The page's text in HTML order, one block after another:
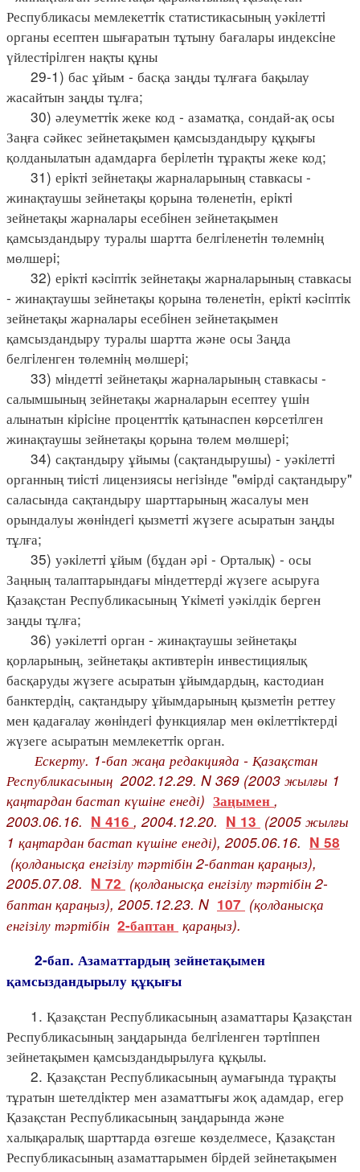
Республикасы мемлекеттiк статистикасының уәкiлеттi
органы есептен шығаратын тұтыну бағалары индексiне
үйлестiрiлген нақты құны
29-1) бас ұйым - басқа заңды тұлғаға бақылау
жасайтын заңды тұлға;
30) әлеуметтiк жеке код - азаматқа, сондай-ақ осы
Заңға сәйкес зейнетақымен қамсыздандыру құқығы
қолданылатын адамдарға берiлетiн тұрақты жеке код;
31) ерiктi зейнетақы жарналарының ставкасы -
жинақтаушы зейнетақы қорына төленетiн, ерiктi
зейнетақы жарналары есебiнен зейнетақымен
қамсыздандыру туралы шартта белгiленетiн төлемнiң
мөлшерi;
32) ерiктi кәсiптiк зейнетақы жарналарының ставкасы
- жинақтаушы зейнетақы қорына төленетiн, ерiктi кәсiптiк
зейнетақы жарналары есебiнен зейнетақымен
қамсыздандыру туралы шартта және осы Заңда
белгiленген төлемнiң мөлшерi;
33) мiндеттi зейнетақы жарналарының ставкасы -
салымшының зейнетақы жарналарын есептеу үшiн
алынатын кiрiсiне проценттiк қатынаспен көрсетiлген
жинақтаушы зейнетақы қорына төлем мөлшерi;
34) сақтандыру ұйымы (сақтандырушы) - уәкiлеттi
органның тиiстi лицензиясы негiзiнде "өмiрдi сақтандыру"
саласында сақтандыру шарттарының жасалуы мен
орындалуы жөнiндегi қызметтi жүзеге асыратын заңды
тұлға;
35) уәкiлеттi ұйым (бұдан әрi - Орталық) - осы
Заңның талаптарындағы мiндеттердi жүзеге асыруға
Қазақстан Республикасының Үкiметi уәкілдік берген
заңды тұлға;
36) уәкілеттi орган - жинақтаушы зейнетақы
қорларының, зейнетақы активтерiн инвестициялық
басқаруды жүзеге асыратын ұйымдардың, кастодиан
банктердiң, сақтандыру ұйымдарының қызметiн реттеу
мен қадағалау жөнiндегi функциялар мен өкiлеттiктердi
жүзеге асыратын мемлекеттiк орган.
Ескерту. 1-бап жаңа редакцияда - Қазақстан
Республикасының 2002.12.29. N 369 (2003 жылғы 1
қаңтардан бастап күшіне енеді) Заңымен ,
2003.06.16. N 416 , 2004.12.20. N 13 (2005 жылғы
1 қаңтардан бастап күшіне енеді), 2005.06.16. N 58
(қолданысқа енгізілу тәртібін 2-баптан қараңыз),
2005.07.08. N 72 (қолданысқа енгізілу тәртібін 2-
баптан қараңыз), 2005.12.23. N 107 (қолданысқа
енгізілу тәртібін 2-баптан қараңыз).
2-бап. Азаматтардың зейнетақымен
қамсыздандырылу құқығы
1. Қазақстан Республикасының азаматтары Қазақстан
Республикасының заңдарында белгiленген тәртiппен
зейнетақымен қамсыздандырылуға құқылы.
2. Қазақстан Республикасының аумағында тұрақты
тұратын шетелдiктер мен азаматтығы жоқ адамдар, егер
Қазақстан Республикасының заңдарында және
халықаралық шарттарда өзгеше көзделмесе, Қазақстан
Республикасының азаматтарымен бiрдей зейнетақымен